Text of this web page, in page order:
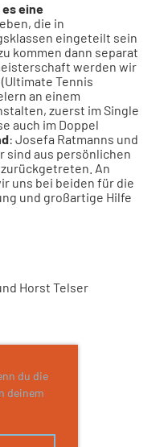
du die
deinem
eine
die in
eingeteilt sein
kommen dann separat
werden wir
Tennis
an einem
zuerst im Single
auch im Doppel
: Josefa Ratmanns und
sind aus persönlichen
An
uns bei beiden für die
und großartige Hilfe
Horst Telser